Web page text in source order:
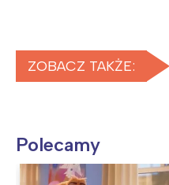
ZOBACZ TAKŻE:
Polecamy